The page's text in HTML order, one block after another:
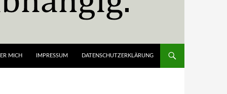
MICH IMPRESSUM DATENSCHUTZERKLÄRUNG